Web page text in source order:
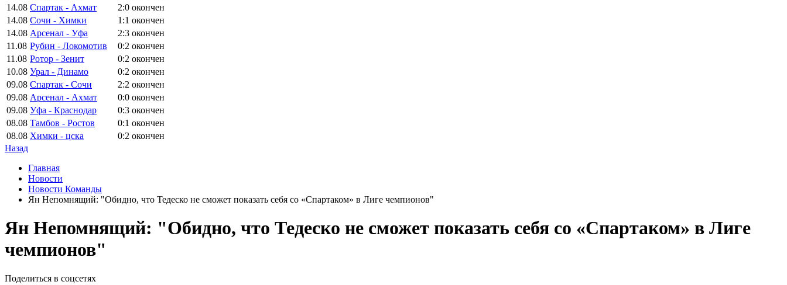
14.08 Спартак - Ахмат 2:0 окончен
14.08 Сочи - Химки 1:1 окончен
14.08 Арсенал - Уфа 2:3 окончен
11.08 Рубин - Локомотив 0:2 окончен
11.08 Ротор - Зенит 0:2 окончен
10.08 Урал - Динамо 0:2 окончен
09.08 Спартак - Сочи 2:2 окончен
09.08 Арсенал - Ахмат 0:0 окончен
09.08 Уфа - Краснодар 0:3 окончен
08.08 Тамбов - Ростов 0:1 окончен
08.08 Химки - цска 0:2 окончен
Назад
Главная
Новости
Новости Команды
Ян Непомнящий: "Обидно, что Тедеско не сможет показать себя со «Спартаком» в Лиге чемпионов"
Ян Непомнящий: "Обидно, что Тедеско не сможет показать себя со «Спартаком» в Лиге
чемпионов"
Поделиться в соцсетях